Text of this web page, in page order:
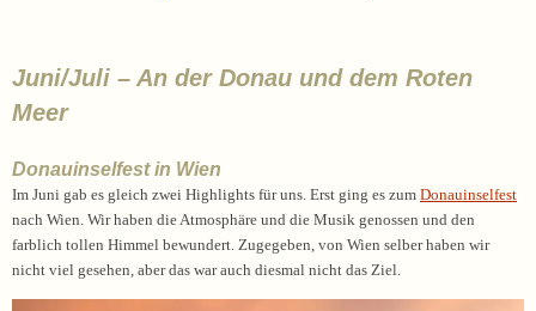
Juni/Juli – An der Donau und dem Roten
Meer
Donauinselfest in Wien
Im Juni gab es gleich zwei Highlights für uns. Erst ging es zum Donauinselfest
nach Wien. Wir haben die Atmosphäre und die Musik genossen und den
farblich tollen Himmel bewundert. Zugegeben, von Wien selber haben wir
nicht viel gesehen, aber das war auch diesmal nicht das Ziel.